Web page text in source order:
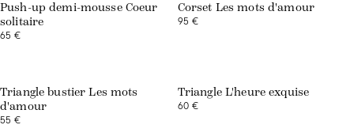
Push-up demi-mousse Coeur
solitaire
65 €
Corset Les mots d'amour
95 €
Triangle bustier Les mots
d'amour
55 €
Triangle L'heure exquise
60 €